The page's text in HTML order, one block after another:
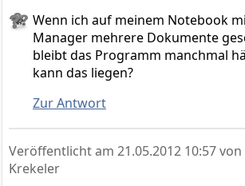
Wenn ich auf meinem Notebook
Manager mehrere Dokumente
bleibt das Programm manchmal
kann das liegen?
Zur Antwort
Veröffentlicht am 21.05.2012 10:57
Krekeler